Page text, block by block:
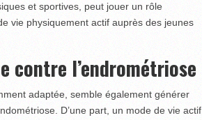
et sportives, peut jouer un rôle
vie physiquement actif auprès des jeunes
contre l’endrométriose
adaptée, semble également générer
D’une part, un mode de vie actif